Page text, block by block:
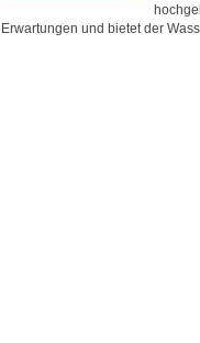
Erwartungen und bietet der